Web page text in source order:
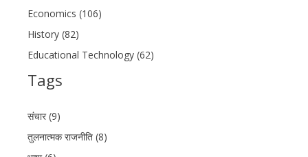
Economics (106)
History (82)
Educational Technology (62)
Tags
संचार (9)
तुलनात्मक राजनीति (8)